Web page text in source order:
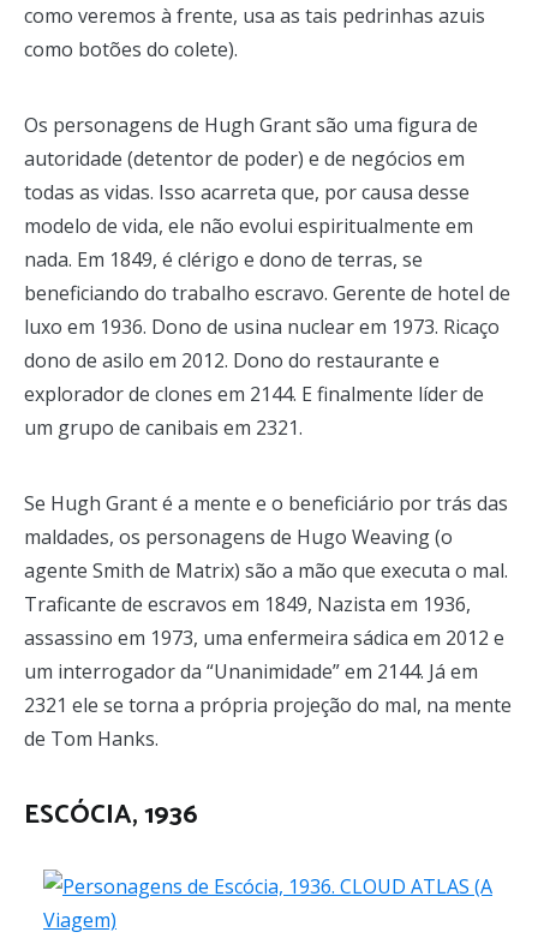
como veremos à frente, usa as tais pedrinhas azuis
como botões do colete).
Os personagens de Hugh Grant são uma figura de
autoridade (detentor de poder) e de negócios em
todas as vidas. Isso acarreta que, por causa desse
modelo de vida, ele não evolui espiritualmente em
nada. Em 1849, é clérigo e dono de terras, se
beneficiando do trabalho escravo. Gerente de hotel de
luxo em 1936. Dono de usina nuclear em 1973. Ricaço
dono de asilo em 2012. Dono do restaurante e
explorador de clones em 2144. E finalmente líder de
um grupo de canibais em 2321.
Se Hugh Grant é a mente e o beneficiário por trás das
maldades, os personagens de Hugo Weaving (o
agente Smith de Matrix) são a mão que executa o mal.
Traficante de escravos em 1849, Nazista em 1936,
assassino em 1973, uma enfermeira sádica em 2012 e
um interrogador da “Unanimidade” em 2144. Já em
2321 ele se torna a própria projeção do mal, na mente
de Tom Hanks.
ESCÓCIA, 1936